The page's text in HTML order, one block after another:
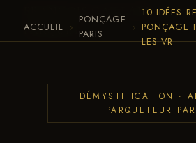
FRANÇOIS GAILLARD ·
PARQUET
ACCUEIL ›
PONÇAGE
PARIS
›
10 IDÉES
PONÇAGE
LES VR
DÉMYSTIFICATION ·
PARQUETEUR